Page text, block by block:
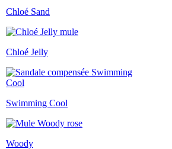
Chloé Sand
Chloé Jelly
Swimming Cool
Woody